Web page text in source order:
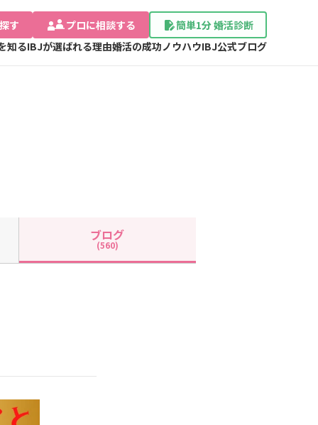
す プロに相談する
簡単1分 婚活診断
知るIBJが選ばれる理由婚活の成功ノウハウIBJ公式ブログ
ブログ
(560)